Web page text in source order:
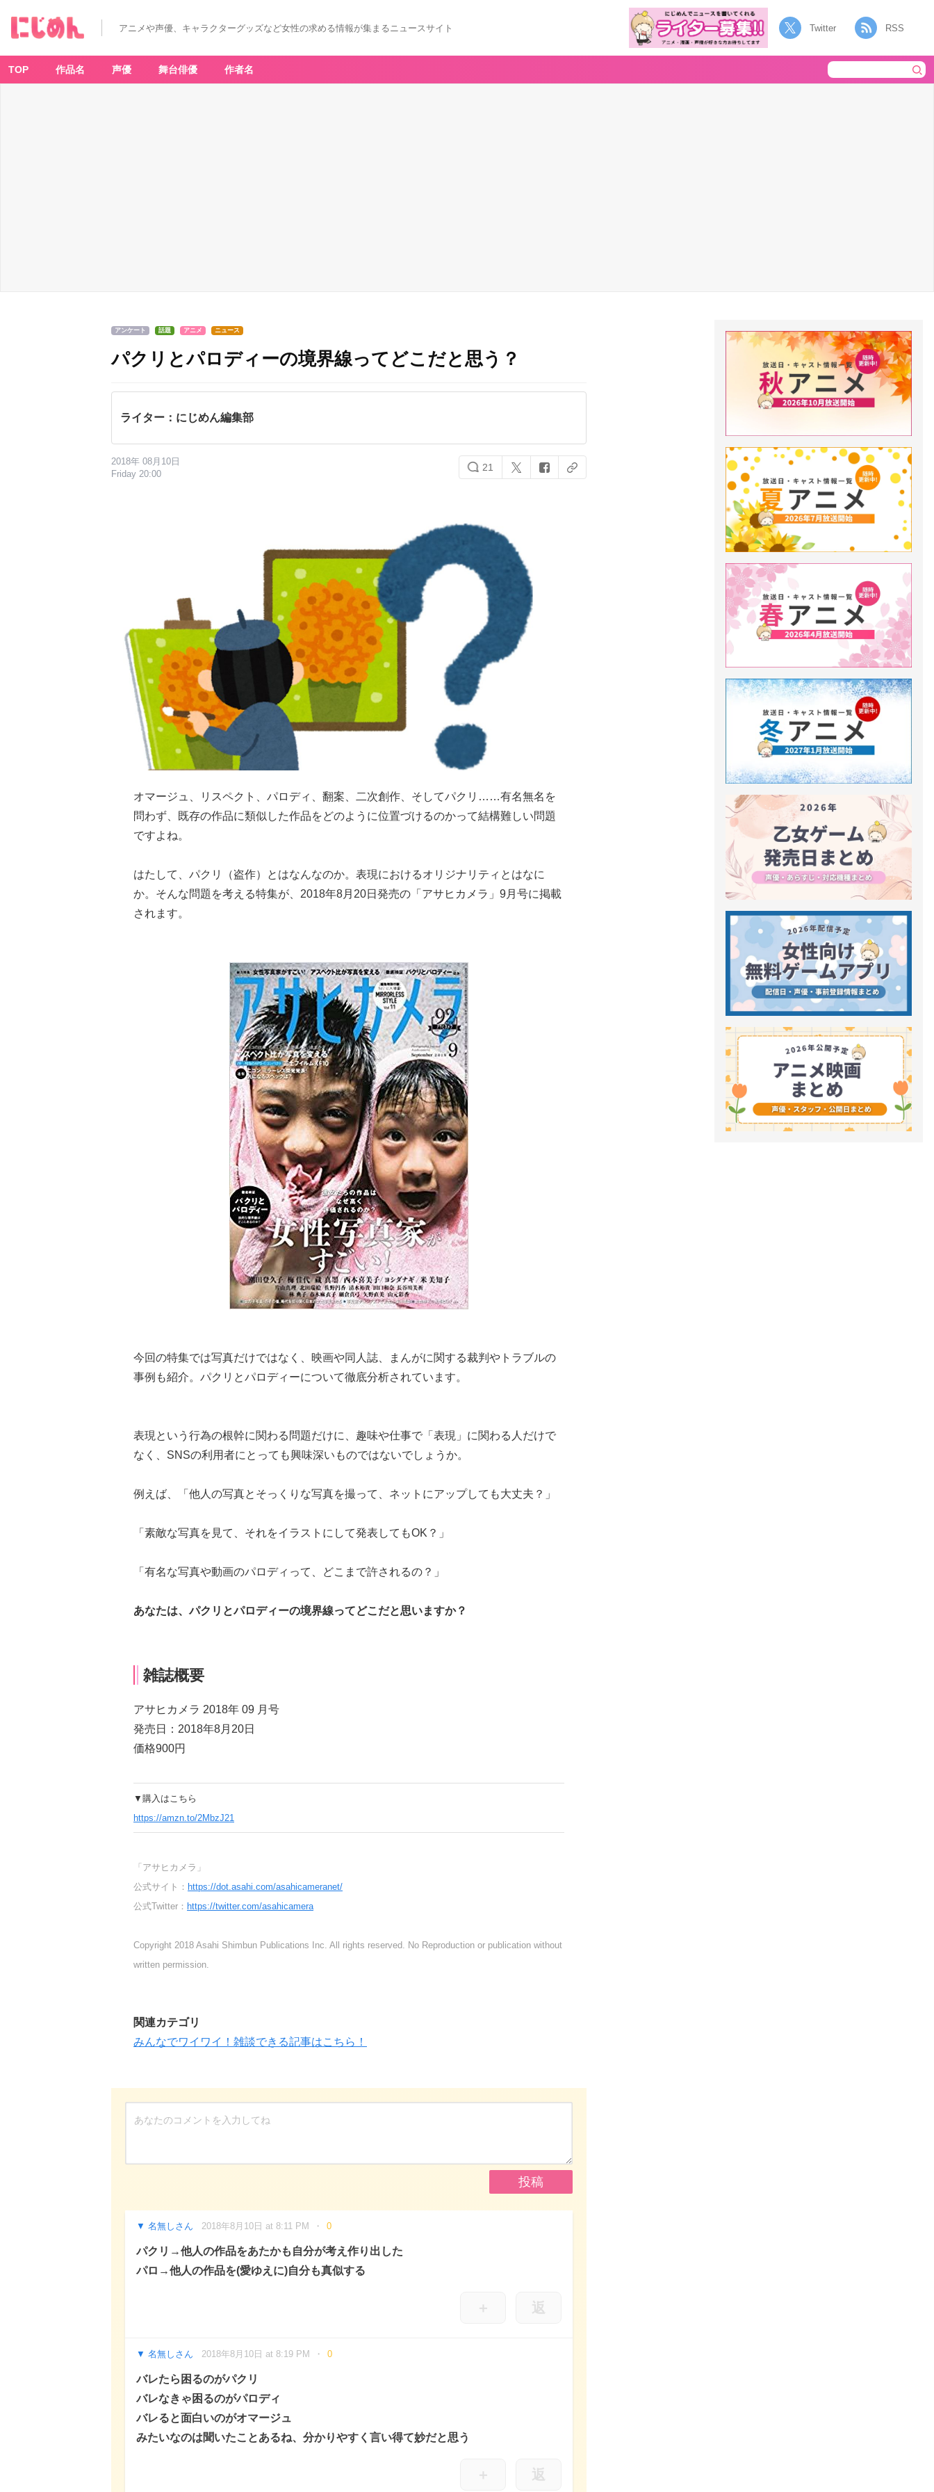
アニメや声優、キャラクターグッズなど女性の求める情報が集まるニュースサイト Twitter RSS
TOP 作品名 声優 舞台俳優 作者名
アンケート 話題 アニメ ニュース
パクリとパロディーの境界線ってどこだと思う？
ライター：にじめん編集部
2018年 08月10日
Friday 20:00
21
オマージュ、リスペクト、パロディ、翻案、二次創作、そしてパクリ……有名無名を
問わず、既存の作品に類似した作品をどのように位置づけるのかって結構難しい問題
ですよね。
はたして、パクリ（盗作）とはなんなのか。表現におけるオリジナリティとはなに
か。そんな問題を考える特集が、2018年8月20日発売の「アサヒカメラ」9月号に掲載
されます。
今回の特集では写真だけではなく、映画や同人誌、まんがに関する裁判やトラブルの
事例も紹介。パクリとパロディーについて徹底分析されています。
表現という行為の根幹に関わる問題だけに、趣味や仕事で「表現」に関わる人だけで
なく、SNSの利用者にとっても興味深いものではないでしょうか。
例えば、「他人の写真とそっくりな写真を撮って、ネットにアップしても大丈夫？」
「素敵な写真を見て、それをイラストにして発表してもOK？」
「有名な写真や動画のパロディって、どこまで許されるの？」
あなたは、パクリとパロディーの境界線ってどこだと思いますか？
雑誌概要
アサヒカメラ 2018年 09 月号
発売日：2018年8月20日
価格900円
▼購入はこちら
https://amzn.to/2MbzJ21
「アサヒカメラ」
公式サイト： https://dot.asahi.com/asahicameranet/
公式Twitter： https://twitter.com/asahicamera
Copyright 2018 Asahi Shimbun Publications Inc. All rights reserved. No Reproduction or publication without
written permission.
関連カテゴリ
みんなでワイワイ！雑談できる記事はこちら！
名無しさん 2018年8月10日 at 8:11 PM 0
パクリ→他人の作品をあたかも自分が考え作り出した
パロ→他人の作品を(愛ゆえに)自分も真似する
＋ 返
名無しさん 2018年8月10日 at 8:19 PM 0
バレたら困るのがパクリ
バレなきゃ困るのがパロディ
バレると面白いのがオマージュ
みたいなのは聞いたことあるね、分かりやすく言い得て妙だと思う
＋ 返